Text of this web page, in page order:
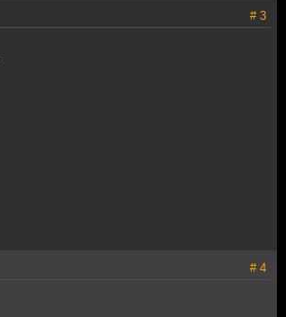
# 3
# 4